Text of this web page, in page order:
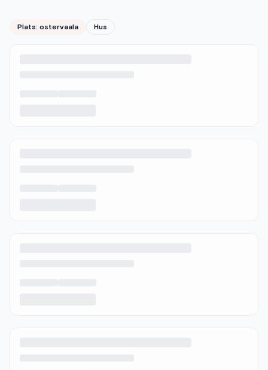
Plats: ostervaala Hus